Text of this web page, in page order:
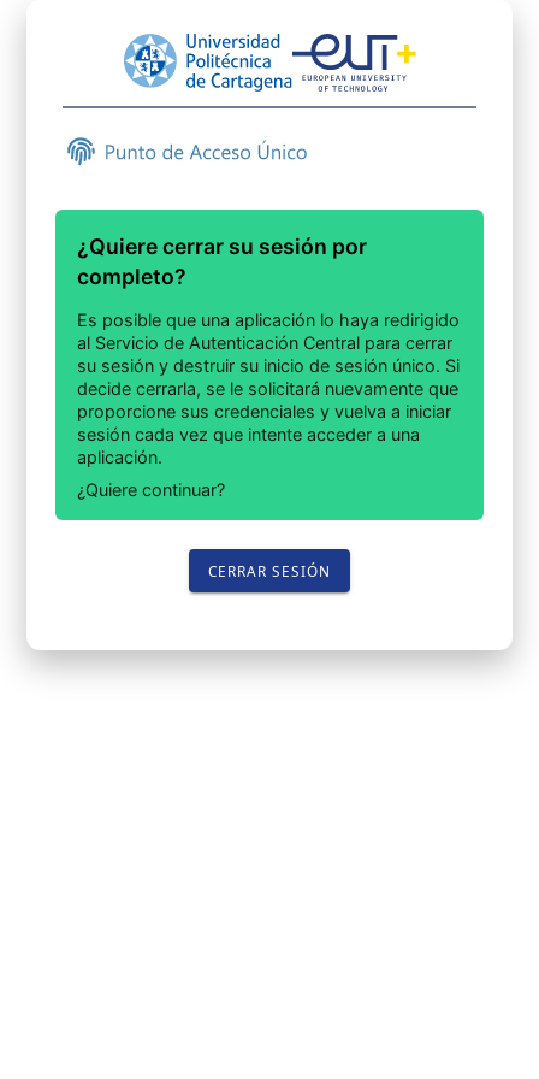
¿Quiere cerrar su sesión por
completo?
Es posible que una aplicación lo haya redirigido
al Servicio de Autenticación Central para cerrar
su sesión y destruir su inicio de sesión único. Si
decide cerrarla, se le solicitará nuevamente que
proporcione sus credenciales y vuelva a iniciar
sesión cada vez que intente acceder a una
aplicación.
¿Quiere continuar?
CERRAR SESIÓN